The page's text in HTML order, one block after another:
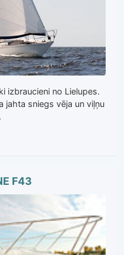
izbraucieni no Lielupes.
jahta sniegs vēja un viļņu
F43